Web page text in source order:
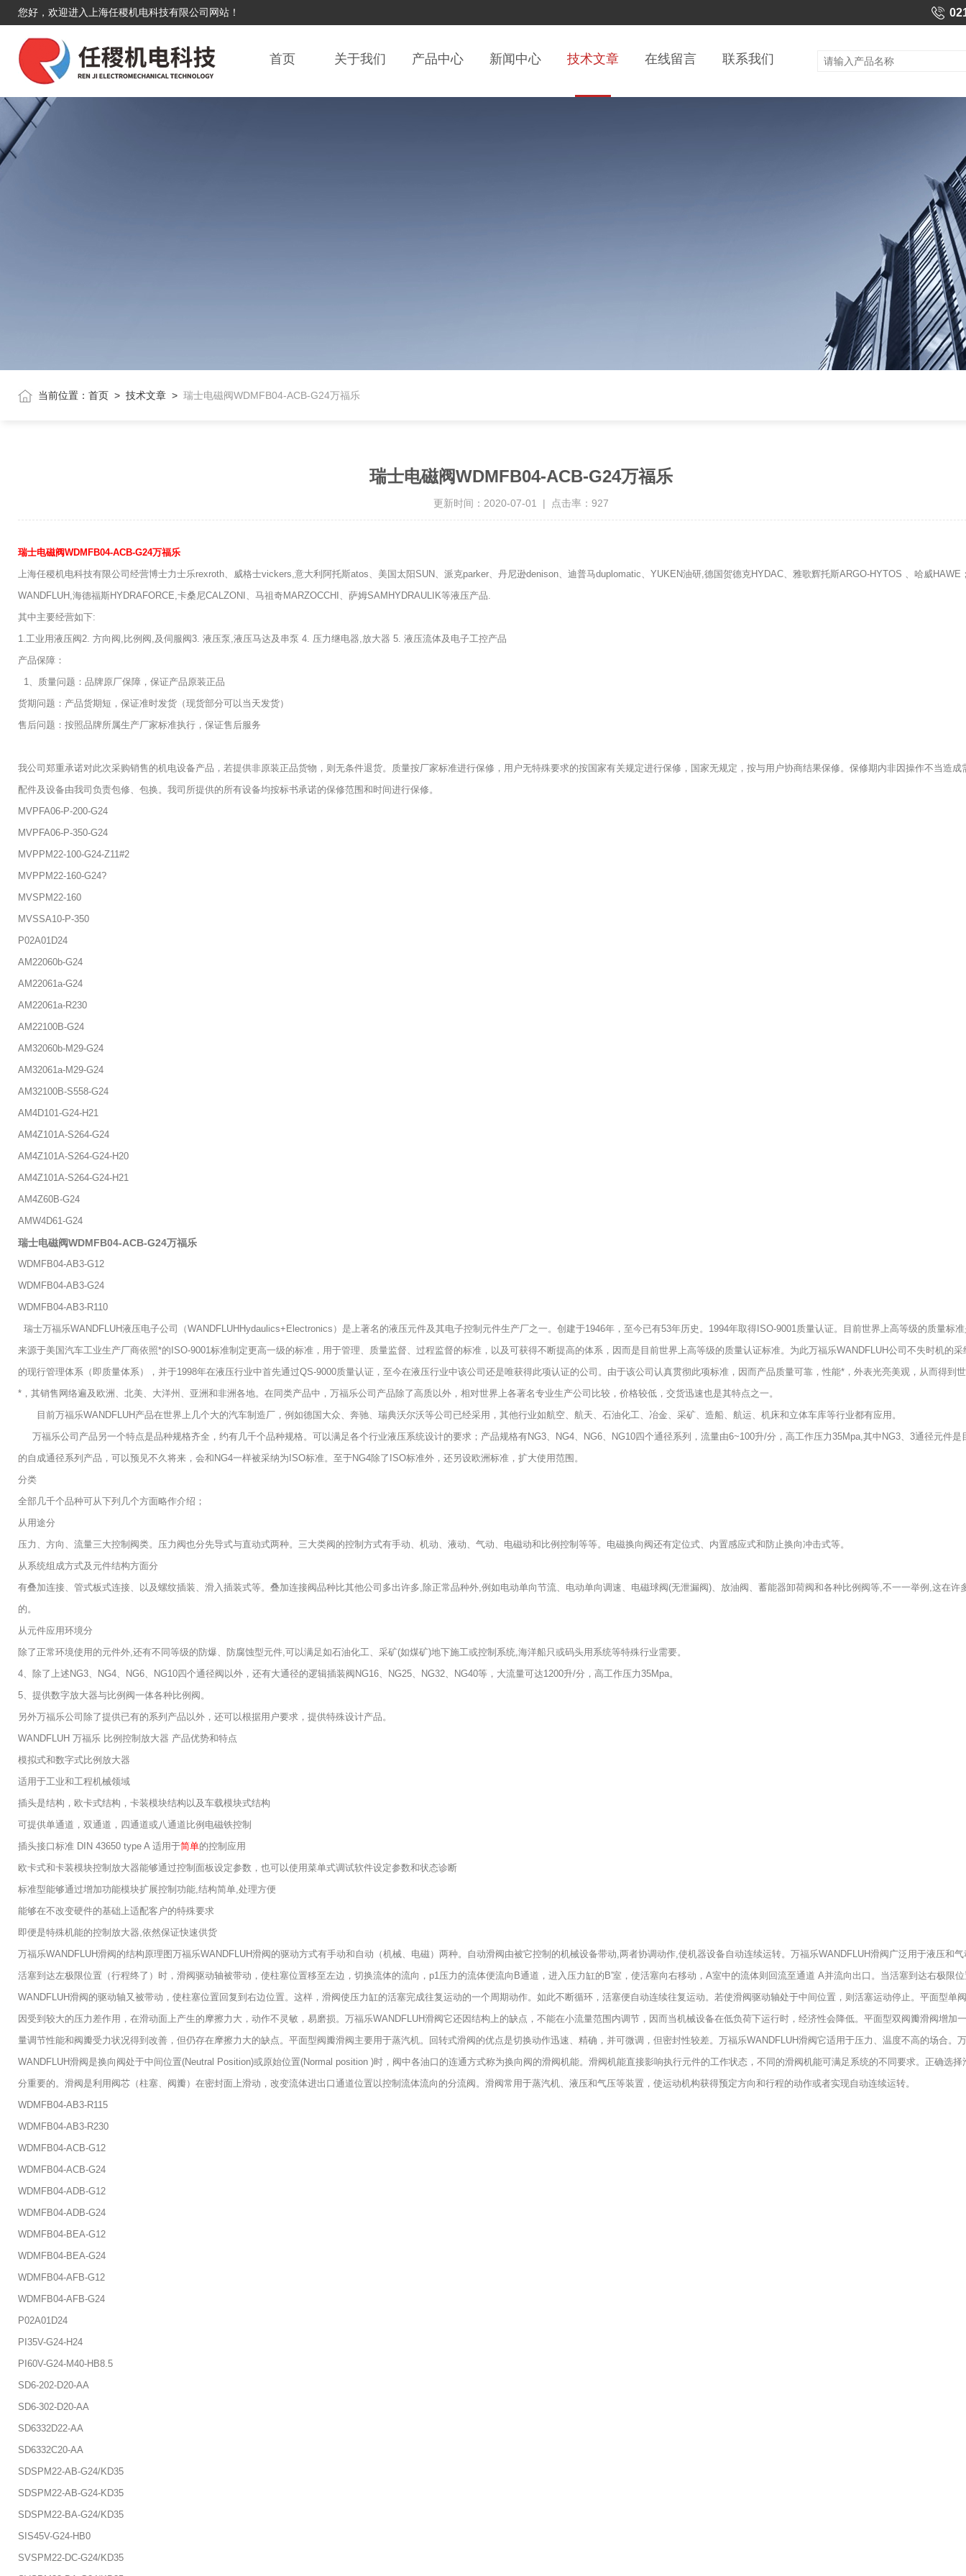
您好，欢迎进入上海任稷机电科技有限公司网站！
首页 关于我们 产品中心 新闻中心 技术文章 在线留言 联系我们
当前位置： 首页 > 技术文章 > 瑞士电磁阀WDMFB04-ACB-G24万福乐
瑞士电磁阀WDMFB04-ACB-G24万福乐
更新时间：2020-07-01 | 点击率：927
瑞士电磁阀WDMFB04-ACB-G24万福乐
上海任稷机电科技有限公司经营博士力士乐rexroth、威格士vickers,意大利阿托斯atos、美国太阳SUN、派克parker、丹尼逊denison、迪普马duplomatic、YUKEN油研,德国贺德克HYDAC、雅歌辉托斯ARGO-HYTOS 、哈威HAWE
WANDFLUH,海德福斯HYDRAFORCE,卡桑尼CALZONI、马祖奇MARZOCCHI、萨姆SAMHYDRAULIK等液压产品.
其中主要经营如下:
1.工业用液压阀2. 方向阀,比例阀,及伺服阀3. 液压泵,液压马达及串泵 4. 压力继电器,放大器 5. 液压流体及电子工控产品
产品保障：
1、质量问题：品牌原厂保障，保证产品原装正品
货期问题：产品货期短，保证准时发货（现货部分可以当天发货）
售后问题：按照品牌所属生产厂家标准执行，保证售后服务
我公司郑重承诺对此次采购销售的机电设备产品，若提供非原装正品货物，则无条件退货。质量按厂家标准进行保修，用户无特殊要求的按国家有关规定进行保修，国家无规定，按与用户协商结果保修。保修期内非因操作不当造成
配件及设备由我司负责包修、包换。我司所提供的所有设备均按标书承诺的保修范围和时间进行保修。
MVPFA06-P-200-G24
MVPFA06-P-350-G24
MVPPM22-100-G24-Z11#2
MVPPM22-160-G24?
MVSPM22-160
MVSSA10-P-350
P02A01D24
AM22060b-G24
AM22061a-G24
AM22061a-R230
AM22100B-G24
AM32060b-M29-G24
AM32061a-M29-G24
AM32100B-S558-G24
AM4D101-G24-H21
AM4Z101A-S264-G24
AM4Z101A-S264-G24-H20
AM4Z101A-S264-G24-H21
AM4Z60B-G24
AMW4D61-G24
瑞士电磁阀WDMFB04-ACB-G24万福乐
WDMFB04-AB3-G12
WDMFB04-AB3-G24
WDMFB04-AB3-R110
瑞士万福乐WANDFLUH液压电子公司（WANDFLUHHydaulics+Electronics）是上著名的液压元件及其电子控制元件生产厂之一。创建于1946年，至今已有53年历史。1994年取得ISO-9001质量认证。目前世界上高等级的质量标
来源于美国汽车工业生产厂商依照*的ISO-9001标准制定更高一级的标准，用于管理、质量监督、过程监督的标准，以及可获得不断提高的体系，因而是目前世界上高等级的质量认证标准。为此万福乐WANDFLUH公司不失时机的
的现行管理体系（即质量体系），并于1998年在液压行业中首先通过QS-9000质量认证，至今在液压行业中该公司还是唯获得此项认证的公司。由于该公司认真贯彻此项标准，因而产品质量可靠，性能*，外表光亮美观，从而得到
*，其销售网络遍及欧洲、北美、大洋州、亚洲和非洲各地。在同类产品中，万福乐公司产品除了高质以外，相对世界上各著名专业生产公司比较，价格较低，交货迅速也是其特点之一。
目前万福乐WANDFLUH产品在世界上几个大的汽车制造厂，例如德国大众、奔驰、瑞典沃尔沃等公司已经采用，其他行业如航空、航天、石油化工、冶金、采矿、造船、航运、机床和立体车库等行业都有应用。
万福乐公司产品另一个特点是品种规格齐全，约有几千个品种规格。可以满足各个行业液压系统设计的要求；产品规格有NG3、NG4、NG6、NG10四个通径系列，流量由6~100升/分，高工作压力35Mpa,其中NG3、3通径元件是
的自成通径系列产品，可以预见不久将来，会和NG4一样被采纳为ISO标准。至于NG4除了ISO标准外，还另设欧洲标准，扩大使用范围。
分类
全部几千个品种可从下列几个方面略作介绍；
从用途分
压力、方向、流量三大控制阀类。压力阀也分先导式与直动式两种。三大类阀的控制方式有手动、机动、液动、气动、电磁动和比例控制等等。电磁换向阀还有定位式、内置感应式和防止换向冲击式等。
从系统组成方式及元件结构方面分
有叠加连接、管式板式连接、以及螺纹插装、滑入插装式等。叠加连接阀品种比其他公司多出许多,除正常品种外,例如电动单向节流、电动单向调速、电磁球阀(无泄漏阀)、放油阀、蓄能器卸荷阀和各种比例阀等,不一一举例,这在许
的。
从元件应用环境分
除了正常环境使用的元件外,还有不同等级的防爆、防腐蚀型元件,可以满足如石油化工、采矿(如煤矿)地下施工或控制系统,海洋船只或码头用系统等特殊行业需要。
4、除了上述NG3、NG4、NG6、NG10四个通径阀以外，还有大通径的逻辑插装阀NG16、NG25、NG32、NG40等，大流量可达1200升/分，高工作压力35Mpa。
5、提供数字放大器与比例阀一体各种比例阀。
另外万福乐公司除了提供已有的系列产品以外，还可以根据用户要求，提供特殊设计产品。
WANDFLUH 万福乐 比例控制放大器 产品优势和特点
模拟式和数字式比例放大器
适用于工业和工程机械领域
插头是结构，欧卡式结构，卡装模块结构以及车载模块式结构
可提供单通道，双通道，四通道或八通道比例电磁铁控制
插头接口标准 DIN 43650 type A 适用于简单的控制应用
欧卡式和卡装模块控制放大器能够通过控制面板设定参数，也可以使用菜单式调试软件设定参数和状态诊断
标准型能够通过增加功能模块扩展控制功能,结构简单,处理方便
能够在不改变硬件的基础上适配客户的特殊要求
即便是特殊机能的控制放大器,依然保证快速供货
万福乐WANDFLUH滑阀的结构原理图万福乐WANDFLUH滑阀的驱动方式有手动和自动（机械、电磁）两种。自动滑阀由被它控制的机械设备带动,两者协调动作,使机器设备自动连续运转。万福乐WANDFLUH滑阀广泛用于液压和
活塞到达左极限位置（行程终了）时，滑阀驱动轴被带动，使柱塞位置移至左边，切换流体的流向，p1压力的流体便流向B通道，进入压力缸的B′室，使活塞向右移动，A室中的流体则回流至通道 A并流向出口。当活塞到达右极限
WANDFLUH滑阀的驱动轴又被带动，使柱塞位置回复到右边位置。这样，滑阀使压力缸的活塞完成往复运动的一个周期动作。如此不断循环，活塞便自动连续往复运动。若使滑阀驱动轴处于中间位置，则活塞运动停止。平面型单
因受到较大的压力差作用，在滑动面上产生的摩擦力大，动作不灵敏，易磨损。万福乐WANDFLUH滑阀它还因结构上的缺点，不能在小流量范围内调节，因而当机械设备在低负荷下运行时，经济性会降低。平面型双阀瓣滑阀增加
量调节性能和阀瓣受力状况得到改善，但仍存在摩擦力大的缺点。平面型阀瓣滑阀主要用于蒸汽机。回转式滑阀的优点是切换动作迅速、精确，并可微调，但密封性较差。万福乐WANDFLUH滑阀它适用于压力、温度不高的场合。
WANDFLUH滑阀是换向阀处于中间位置(Neutral Position)或原始位置(Normal position )时，阀中各油口的连通方式称为换向阀的滑阀机能。滑阀机能直接影响执行元件的工作状态，不同的滑阀机能可满足系统的不同要求。正确选择
分重要的。滑阀是利用阀芯（柱塞、阀瓣）在密封面上滑动，改变流体进出口通道位置以控制流体流向的分流阀。滑阀常用于蒸汽机、液压和气压等装置，使运动机构获得预定方向和行程的动作或者实现自动连续运转。
WDMFB04-AB3-R115
WDMFB04-AB3-R230
WDMFB04-ACB-G12
WDMFB04-ACB-G24
WDMFB04-ADB-G12
WDMFB04-ADB-G24
WDMFB04-BEA-G12
WDMFB04-BEA-G24
WDMFB04-AFB-G12
WDMFB04-AFB-G24
P02A01D24
PI35V-G24-H24
PI60V-G24-M40-HB8.5
SD6-202-D20-AA
SD6-302-D20-AA
SD6332D22-AA
SD6332C20-AA
SDSPM22-AB-G24/KD35
SDSPM22-AB-G24-KD35
SDSPM22-BA-G24/KD35
SIS45V-G24-HB0
SVSPM22-DC-G24/KD35